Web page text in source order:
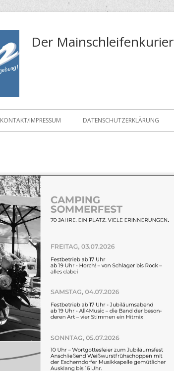
Der Mainschleifenkurier
KONTAKT/IMPRESSUM DATENSCHUTZERKLÄRUNG